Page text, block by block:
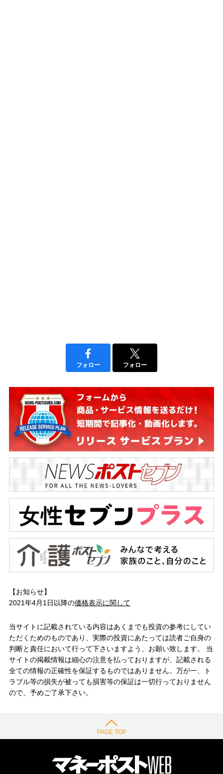
フォロー フォロー
【お知らせ】
2021年4月1日以降の価格表示に関して
当サイトに記載されている内容はあくまでも投資の参考にしてい
ただくためのものであり、実際の投資にあたっては読者ご自身の
判断と責任において行って下さいますよう、お願い致します。 当
サイトの掲載情報は細心の注意を払っておりますが、記載される
全ての情報の正確性を保証するものではありません。万が一、ト
ラブル等の損失が被っても損害等の保証は一切行っておりません
ので、予めご了承下さい。
PAGE TOP